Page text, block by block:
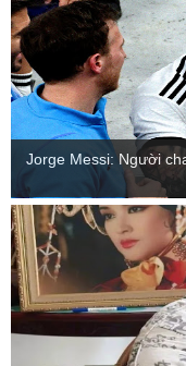
Jorge Messi: Người